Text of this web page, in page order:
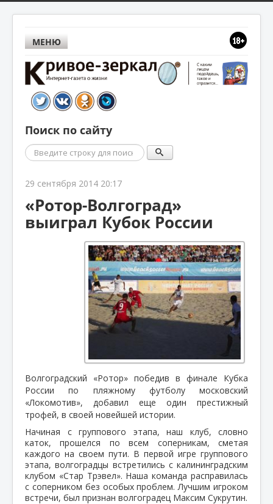
МЕНЮ
Поиск по сайту
Поиск
29 сентября 2014 20:17
«Ротор-Волгоград»
выиграл Кубок России
Волгоградский «Ротор» победив в финале Кубка
России по пляжному футболу московский
«Локомотив», добавил еще один престижный
трофей, в своей новейшей истории.
Начиная с группового этапа, наш клуб, словно
каток, прошелся по всем соперникам, сметая
каждого на своем пути. В первой игре группового
этапа, волгоградцы встретились с калининградским
клубом «Стар Трэвел». Наша команда расправилась
с соперником без особых проблем. Лучшим игроком
встречи, был признан волгоградец Максим Сукрутин.